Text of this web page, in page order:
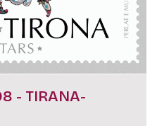
- TIRANA-